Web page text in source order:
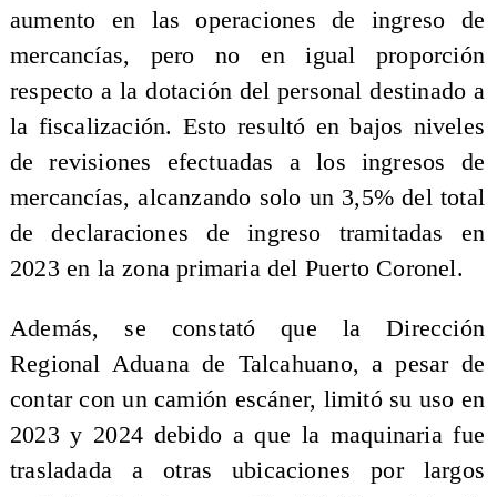
aumento en las operaciones de ingreso de
mercancías, pero no en igual proporción
respecto a la dotación del personal destinado a
la fiscalización. Esto resultó en bajos niveles
de revisiones efectuadas a los ingresos de
mercancías, alcanzando solo un 3,5% del total
de declaraciones de ingreso tramitadas en
2023 en la zona primaria del Puerto Coronel.
Además, se constató que la Dirección
Regional Aduana de Talcahuano, a pesar de
contar con un camión escáner, limitó su uso en
2023 y 2024 debido a que la maquinaria fue
trasladada a otras ubicaciones por largos